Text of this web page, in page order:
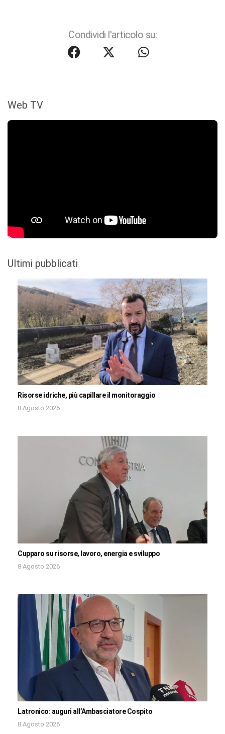
Condividi l'articolo su:
Web TV
Ultimi pubblicati
Risorse idriche, più capillare il monitoraggio
8 Agosto 2026
Cupparo su risorse, lavoro, energia e sviluppo
8 Agosto 2026
Latronico: auguri all’Ambasciatore Cospito
8 Agosto 2026